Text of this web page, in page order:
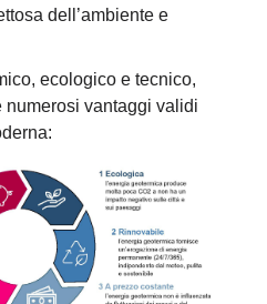
dell’ambiente e
ecologico e tecnico,
numerosi vantaggi validi